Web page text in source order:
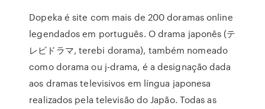
Dopeka é site com mais de 200 doramas online
legendados em português. O drama japonês (テ
レビドラマ, terebi dorama), também nomeado
como dorama ou j-drama, é a designação dada
aos dramas televisivos em língua japonesa
realizados pela televisão do Japão. Todas as